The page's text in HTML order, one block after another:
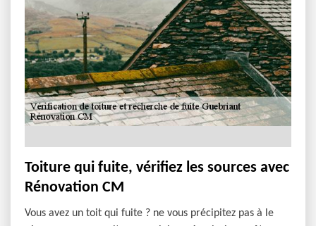
Toiture qui fuite, vérifiez les sources avec
Rénovation CM
Vous avez un toit qui fuite ? ne vous précipitez pas à le